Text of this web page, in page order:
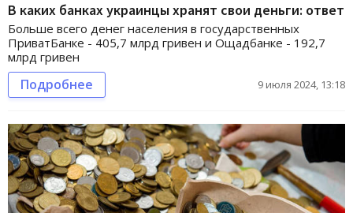
В каких банках украинцы хранят свои деньги: ответ
Больше всего денег населения в государственных
ПриватБанке - 405,7 млрд гривен и Ощадбанке - 192,7
млрд гривен
Подробнее 9 июля 2024, 13:18